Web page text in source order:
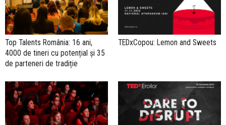
Top Talents România: 16 ani,
4000 de tineri cu potențial și 35
de parteneri de tradiție
TEDxCopou: Lemon and Sweets